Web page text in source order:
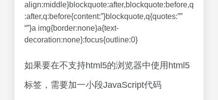
align:middle}blockquote:after,blockquote:before,q
:after,q:before{content:”}blockquote,q{quotes:””
“”}a img{border:none}a{text-
decoration:none}:focus{outline:0}
如果要在不支持html5的浏览器中使用html5
标签，需要加一小段JavaScript代码